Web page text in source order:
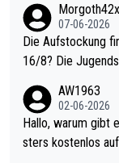
Morgoth42x
07-06-2026
Die Aufstockung
16/8? Die Jugendspiele waren letztes Jahr durchaus sehr kurz
Allerdings ist Mitchell Lawrie als
ziert. Somit
sters erstmal nichts. Ich denke sie wollen damit für
AW1963
02-06-2026
Hallo, warum gibt es keinen Hinweis, dass die Nordic Darts Ma
sters kostenlos